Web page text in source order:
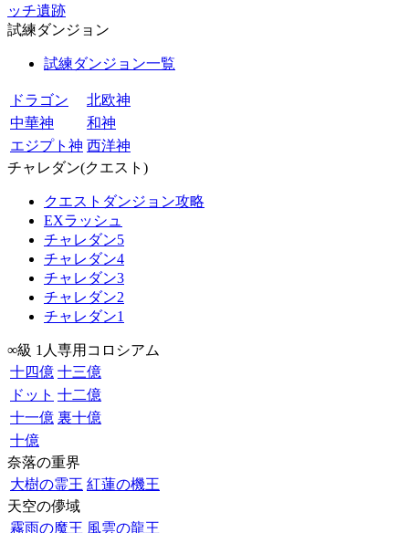
ッチ遺跡
試練ダンジョン
試練ダンジョン一覧
ドラゴン
北欧神
中華神
和神
エジプト神 西洋神
チャレダン(クエスト)
クエストダンジョン攻略
EXラッシュ
チャレダン5
チャレダン4
チャレダン3
チャレダン2
チャレダン1
∞級 1人専用コロシアム
十四億 十三億
ドット 十二億
十一億 裏十億
十億
奈落の重界
大樹の霊王 紅蓮の機王
天空の儚域
霧雨の魔王 風雲の龍王